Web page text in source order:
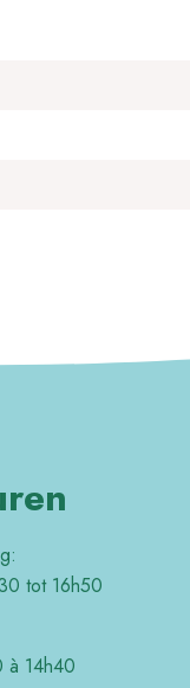
tot 16h50
à 14h40